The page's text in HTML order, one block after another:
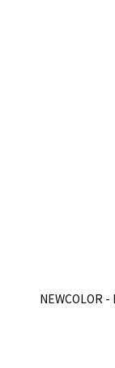
NEWCOLOR -